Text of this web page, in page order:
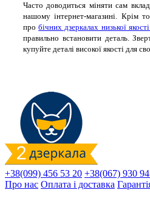
Часто доводиться міняти сам
нашому інтернет-магазині. Крім
пробічних дзеркалах низької якості
правильно встановити деталь.
купуйте деталі високої якості для
+38(099) 456 53 20 +38(067) 930
Про нас Оплата і доставка